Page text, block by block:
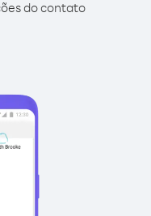
do contato